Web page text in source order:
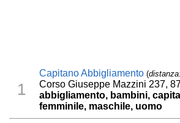
1
Capitano Abbigliamento (
Corso Giuseppe Mazzini 237,
abbigliamento, bambini,
femminile, maschile, uomo